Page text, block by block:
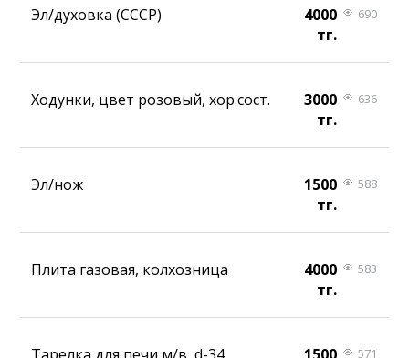
Эл/духовка (СССР)
4000
тг.
690
Ходунки, цвет розовый, хор.сост.
3000
тг.
636
Эл/нож
1500
тг.
588
Плита газовая, колхозница
4000
тг.
583
571